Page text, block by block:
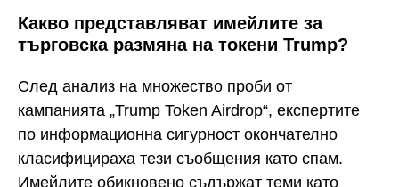
Какво представляват имейлите за
търговска размяна на токени Trump?
След анализ на множество проби от
кампанията „Trump Token Airdrop“, експертите
по информационна сигурност окончателно
класифицираха тези съобщения като спам.
Имейлите обикновено съдържат теми като